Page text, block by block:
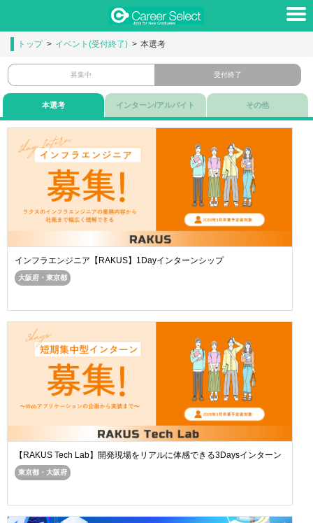
トップ イベント(受付終了) 本選考
募集中 受付終了
本選考 インターン/アルバイト その他
インフラエンジニア【RAKUS】1Dayインターンシップ
大阪府・東京都
【RAKUS Tech Lab】開発現場をリアルに体感できる3Daysインターン
東京都・大阪府